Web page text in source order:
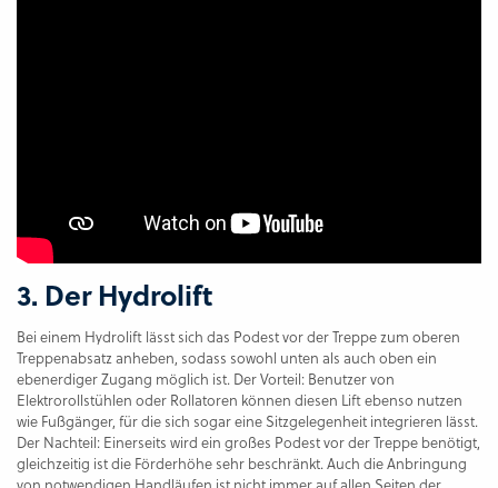
3. Der Hydrolift
Bei einem Hydrolift lässt sich das Podest vor der Treppe zum oberen
Treppenabsatz anheben, sodass sowohl unten als auch oben ein
ebenerdiger Zugang möglich ist. Der Vorteil: Benutzer von
Elektrorollstühlen oder Rollatoren können diesen Lift ebenso nutzen
wie Fußgänger, für die sich sogar eine Sitzgelegenheit integrieren lässt.
Der Nachteil: Einerseits wird ein großes Podest vor der Treppe benötigt,
gleichzeitig ist die Förderhöhe sehr beschränkt. Auch die Anbringung